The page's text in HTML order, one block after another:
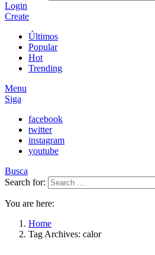
Login
Create
Últimos
Popular
Hot
Trending
Menu
Siga
facebook
twitter
instagram
youtube
Busca
Search for:
You are here:
Home
Tag Archives: calor